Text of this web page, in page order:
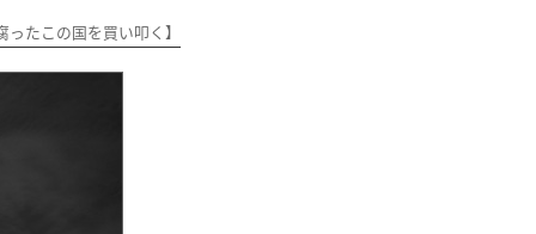
ったこの国を買い叩く】